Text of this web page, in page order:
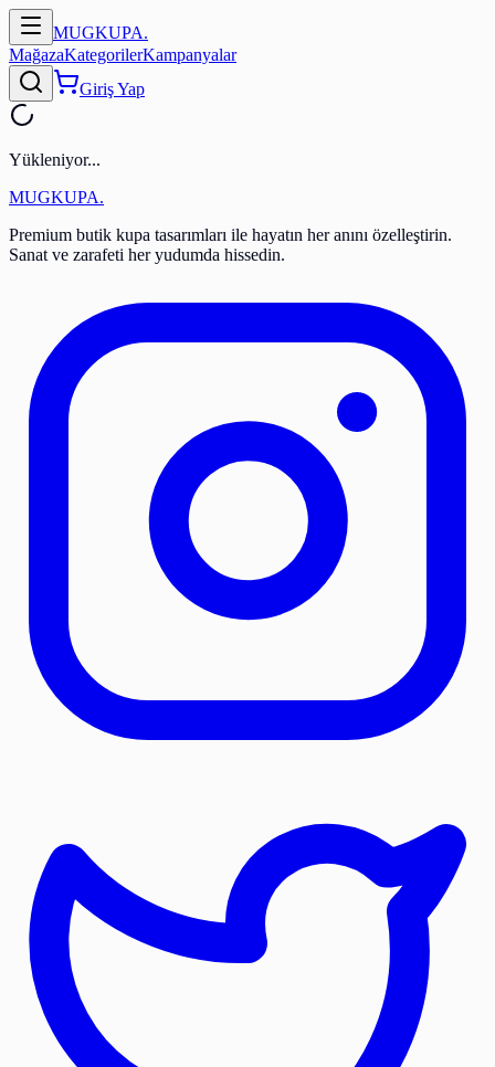
MUGKUPA.
MağazaKategorilerKampanyalar
Giriş Yap
Yükleniyor...
MUGKUPA.
Premium butik kupa tasarımları ile hayatın her anını özelleştirin.
Sanat ve zarafeti her yudumda hissedin.